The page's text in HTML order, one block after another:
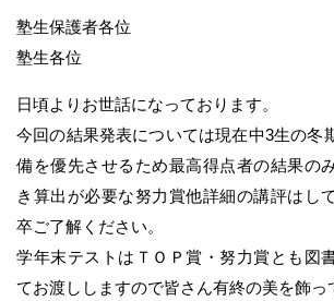
塾生保護者各位
塾生各位
日頃よりお世話になっております。
今回の結果発表については現在中3生の冬
備を優先させるため最高得点者の結果の
き算出が必要な努力賞他詳細の講評はし
卒ご了解ください。
学年末テストはＴＯＰ賞・努力賞とも図
てお渡ししますので皆さん有終の美を飾っ